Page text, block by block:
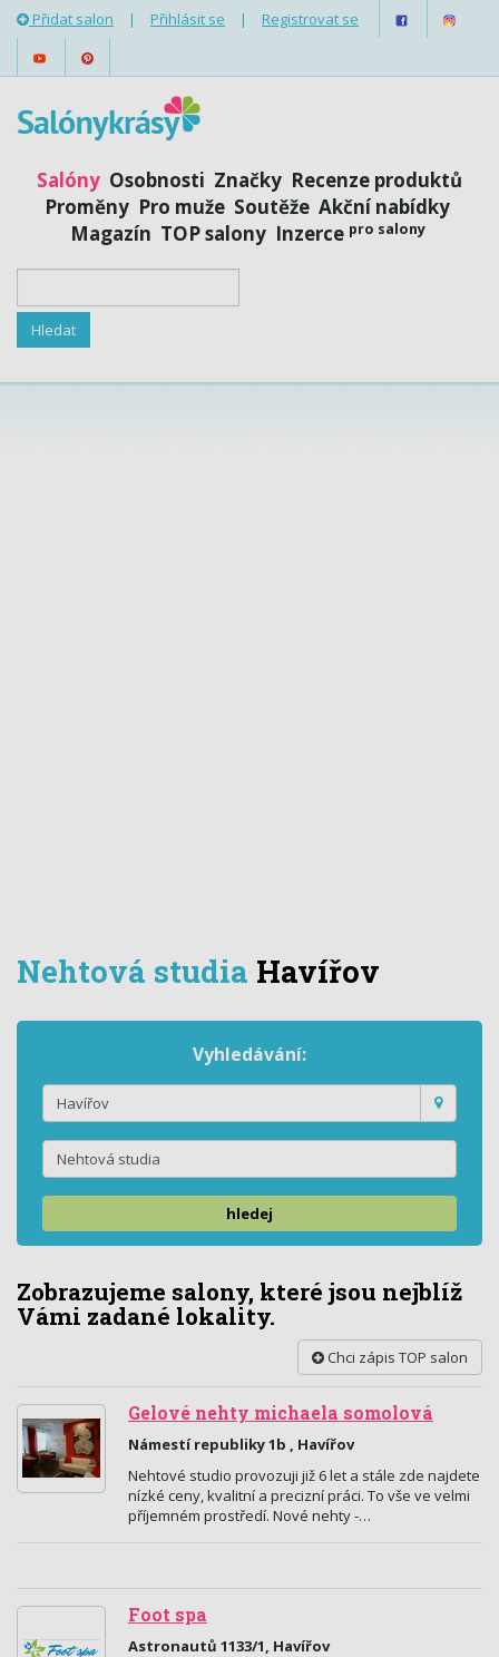
Přidat salon | Přihlásit se | Registrovat se
Salóny Osobnosti Značky Recenze produktů
Proměny Pro muže Soutěže Akční nabídky
Magazín TOP salony Inzerce pro salony
Nehtová studia Havířov
Vyhledávání:
hledej
Zobrazujeme salony, které jsou nejblíž
Vámi zadané lokality.
Chci zápis TOP salon
Gelové nehty michaela somolová
Námestí republiky 1b , Havířov
Nehtové studio provozuji již 6 let a stále zde najdete
nízké ceny, kvalitní a precizní práci. To vše ve velmi
příjemném prostředí. Nové nehty -…
Foot spa
Astronautů 1133/1, Havířov